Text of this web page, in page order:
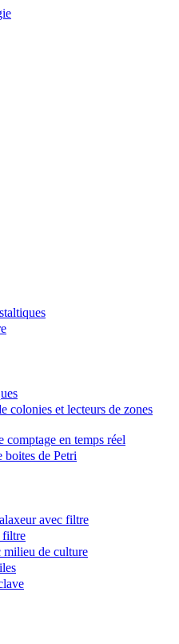
colonies et lecteurs de zones
comptage en temps réel
boites de Petri
avec filtre
filtre
milieu de culture